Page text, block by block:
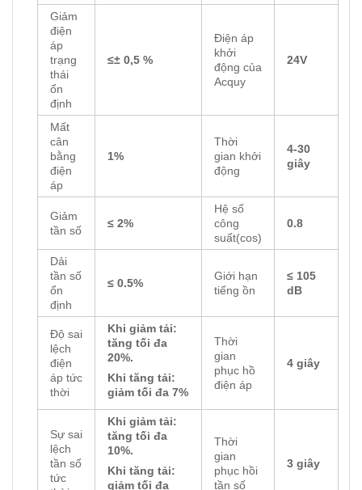
Giảm
điện
áp
trạng
thái
ổn
định
≤± 0,5 %
Điện áp
khởi
động của
Acquy
24V
Mất
cân
bằng
điện
áp
1%
Thời
gian khởi
động
4-30
giây
Giảm
tần số
≤ 2%
Hệ số
công
suất(cos)
0.8
Dải
tần số
ổn
định
≤ 0.5%
Giới hạn
tiếng ồn
≤ 105
dB
Độ sai
lệch
điện
áp tức
thời
Khi giảm tải:
tăng tối đa
20%.
Khi tăng tải:
giảm tối đa 7%
Thời
gian
phục hồ
điện áp
4 giây
Sự sai
lệch
tần số
tức
Khi giảm tải:
tăng tối đa
10%.
Khi tăng tải:
giảm tối đa
Thời
gian
phục hồi
tần số
3 giây